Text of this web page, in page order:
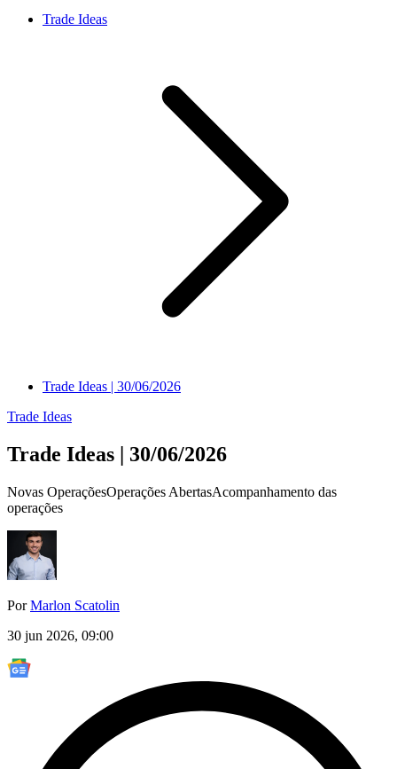
Trade Ideas
Trade Ideas | 30/06/2026
Trade Ideas
Trade Ideas | 30/06/2026
Novas OperaçõesOperações AbertasAcompanhamento das
operações
PorMarlon Scatolin
30 jun 2026, 09:00